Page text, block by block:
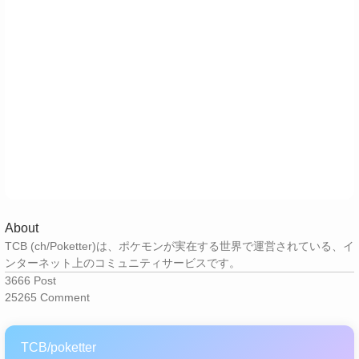
About
TCB (ch/Poketter)は、ポケモンが実在する世界で運営されている、イ
ンターネット上のコミュニティサービスです。
3666 Post
25265 Comment
TCB/poketter